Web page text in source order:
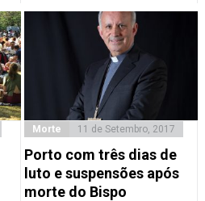
Morte 11 de Setembro, 2017
Porto com três dias de
luto e suspensões após
morte do Bispo